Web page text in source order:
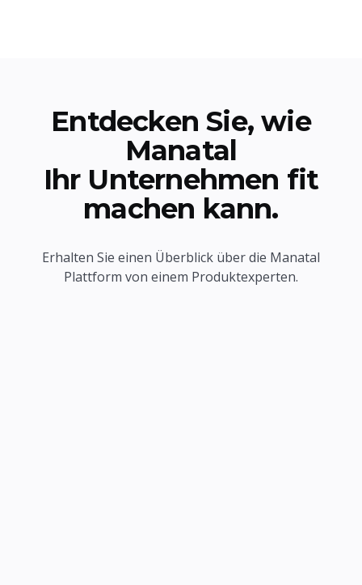
Entdecken Sie, wie
Manatal
Ihr Unternehmen fit
machen kann.
Erhalten Sie einen Überblick über die Manatal
Plattform von einem Produktexperten.